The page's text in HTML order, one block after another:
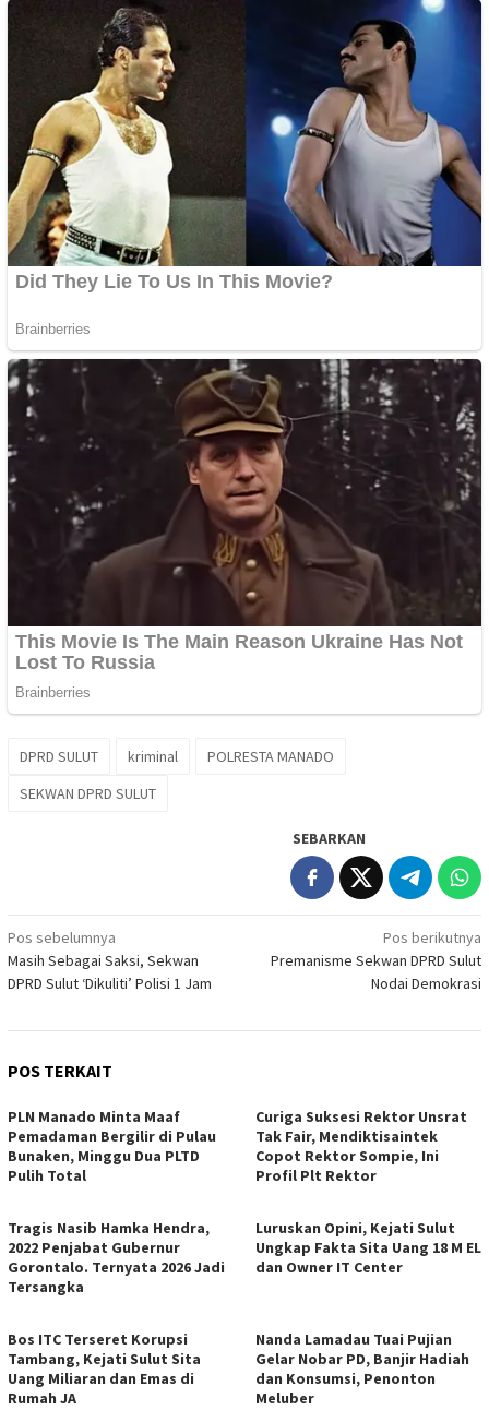
DPRD SULUT kriminal
POLRESTA MANADO
SEKWAN DPRD SULUT
SEBARKAN
Navigasi
pos
Pos sebelumnya
Masih Sebagai Saksi, Sekwan
DPRD Sulut ‘Dikuliti’ Polisi 1 Jam
Pos berikutnya
Premanisme Sekwan DPRD Sulut
Nodai Demokrasi
POS TERKAIT
PLN Manado Minta Maaf
Pemadaman Bergilir di Pulau
Bunaken, Minggu Dua PLTD
Pulih Total
Curiga Suksesi Rektor Unsrat
Tak Fair, Mendiktisaintek
Copot Rektor Sompie, Ini
Profil Plt Rektor
Tragis Nasib Hamka Hendra,
2022 Penjabat Gubernur
Gorontalo. Ternyata 2026 Jadi
Tersangka
Luruskan Opini, Kejati Sulut
Ungkap Fakta Sita Uang 18 M EL
dan Owner IT Center
Bos ITC Terseret Korupsi
Tambang, Kejati Sulut Sita
Uang Miliaran dan Emas di
Rumah JA
Nanda Lamadau Tuai Pujian
Gelar Nobar PD, Banjir Hadiah
dan Konsumsi, Penonton
Meluber